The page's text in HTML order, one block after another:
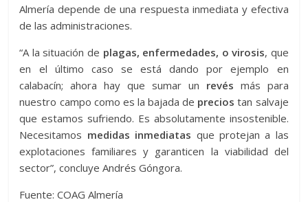
Almería depende de una respuesta inmediata y efectiva
de las administraciones.
“A la situación de plagas, enfermedades, o virosis, que
en el último caso se está dando por ejemplo en
calabacín; ahora hay que sumar un revés más para
nuestro campo como es la bajada de precios tan salvaje
que estamos sufriendo. Es absolutamente insostenible.
Necesitamos medidas inmediatas que protejan a las
explotaciones familiares y garanticen la viabilidad del
sector”, concluye Andrés Góngora.
Fuente: COAG Almería